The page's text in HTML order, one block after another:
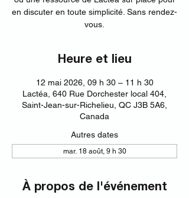
en discuter en toute simplicité. Sans rendez-
vous.
Heure et lieu
12 mai 2026, 09 h 30 – 11 h 30
Lactéa, 640 Rue Dorchester local 404,
Saint-Jean-sur-Richelieu, QC J3B 5A6,
Canada
Autres dates
mar. 18 août, 9 h 30
À propos de l'événement